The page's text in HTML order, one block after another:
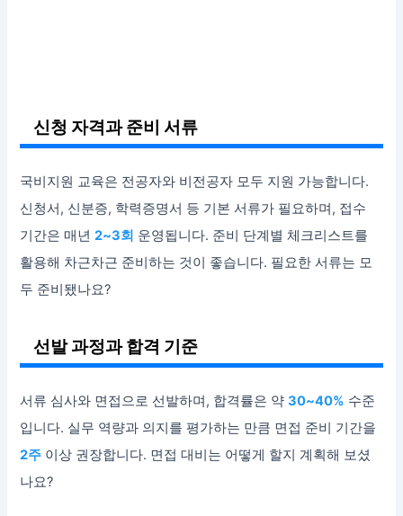
신청 자격과 준비 서류
국비지원 교육은 전공자와 비전공자 모두 지원 가능합니다.
신청서, 신분증, 학력증명서 등 기본 서류가 필요하며, 접수
기간은 매년2~3회 운영됩니다. 준비 단계별 체크리스트를
활용해 차근차근 준비하는 것이 좋습니다. 필요한 서류는 모
두 준비됐나요?
선발 과정과 합격 기준
서류 심사와 면접으로 선발하며, 합격률은 약30~40% 수준
입니다. 실무 역량과 의지를 평가하는 만큼 면접 준비 기간을
2주 이상 권장합니다. 면접 대비는 어떻게 할지 계획해 보셨
나요?